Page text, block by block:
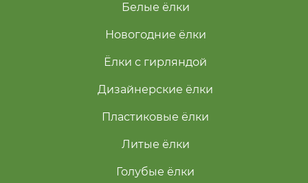
Белые ёлки
Голубые ёлки
Новогодние ёлки
Ёлки с гирляндой
Дизайнерские ёлки
Пластиковые ёлки
Литые ёлки